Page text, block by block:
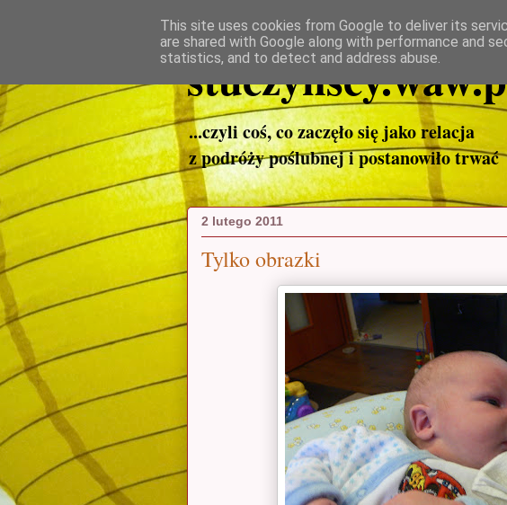
...czyli coś, co zaczęło się jako relacja
z podróży poślubnej i postanowiło trwać
2 lutego 2011
Tylko obrazki
This site uses cookies from Google to deliver its
are shared with Google along with performance and
statistics, and to detect and address abuse.